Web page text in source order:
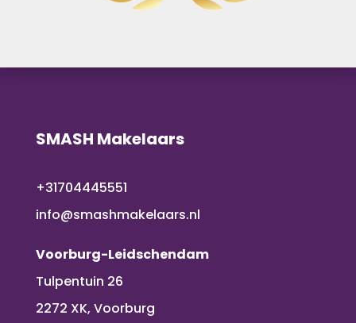
SMASH Makelaars
+31704445551
info@smashmakelaars.nl
Voorburg-Leidschendam
Tulpentuin 26
2272 XK, Voorburg